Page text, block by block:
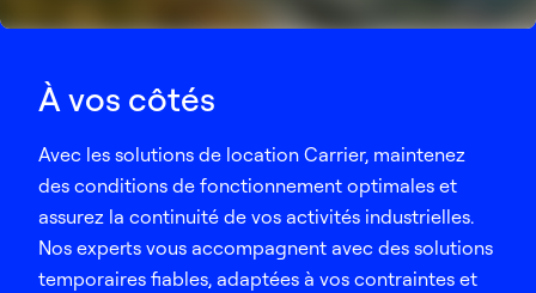
À vos côtés
Avec les solutions de location Carrier, maintenez
des conditions de fonctionnement optimales et
assurez la continuité de vos activités industrielles.
Nos experts vous accompagnent avec des solutions
temporaires fiables, adaptées à vos contraintes et